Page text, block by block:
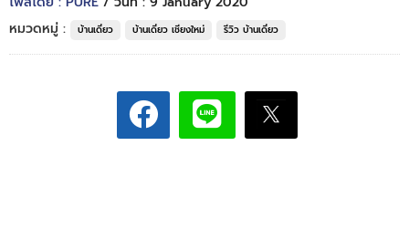
หมวดหมู่ :
บ้านเดี่ยว บ้านเดี่ยว เชียงใหม่ รีวิว บ้านเดี่ยว